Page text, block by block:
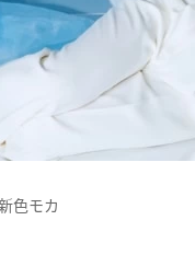
色モカ